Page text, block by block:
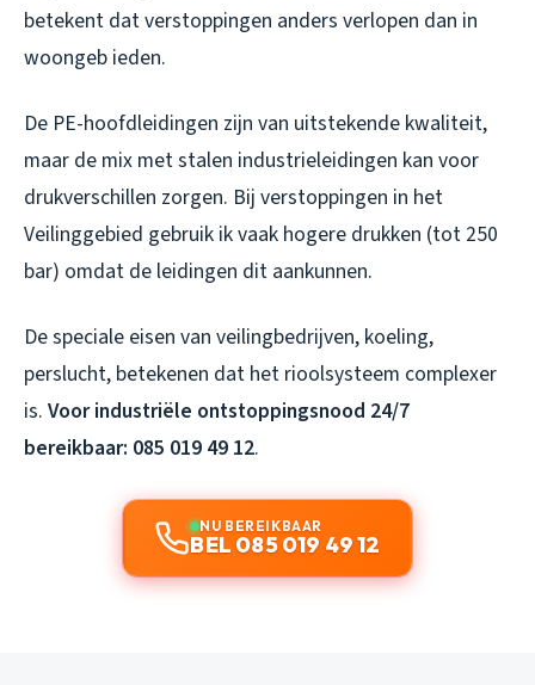
betekent dat verstoppingen anders verlopen dan in
woongeb ieden.
De PE-hoofdleidingen zijn van uitstekende kwaliteit,
maar de mix met stalen industrieleidingen kan voor
drukverschillen zorgen. Bij verstoppingen in het
Veilinggebied gebruik ik vaak hogere drukken (tot 250
bar) omdat de leidingen dit aankunnen.
De speciale eisen van veilingbedrijven, koeling,
perslucht, betekenen dat het rioolsysteem complexer
is. Voor industriële ontstoppingsnood 24/7
bereikbaar: 085 019 49 12.
NU BEREIKBAAR
BEL 085 019 49 12